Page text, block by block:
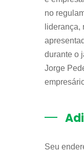
no
durante o
Jorge
Seu